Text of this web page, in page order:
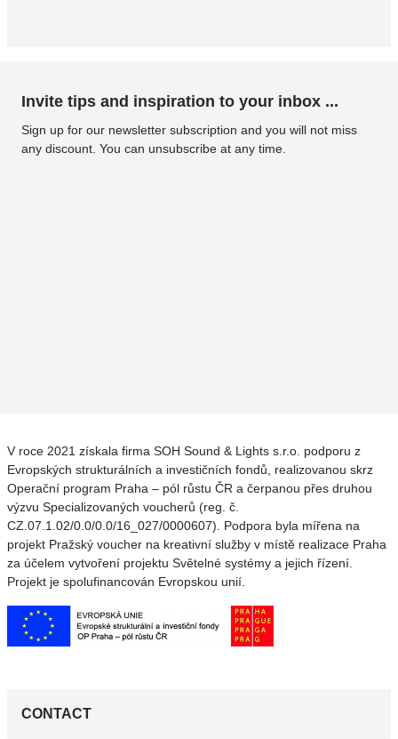
Invite tips and inspiration to your inbox ...
Sign up for our newsletter subscription and you will not miss
any discount. You can unsubscribe at any time.
V roce 2021 získala firma SOH Sound & Lights s.r.o. podporu z
Evropských strukturálních a investičních fondů, realizovanou skrz
Operační program Praha – pól růstu ČR a čerpanou přes druhou
výzvu Specializovaných voucherů (reg. č.
CZ.07.1.02/0.0/0.0/16_027/0000607). Podpora byla mířena na
projekt Pražský voucher na kreativní služby v místě realizace Praha
za účelem vytvoření projektu Světelné systémy a jejich řízení.
Projekt je spolufinancován Evropskou unií.
CONTACT